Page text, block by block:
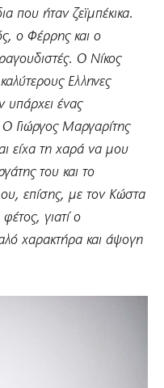
που ήταν ζεϊμπέκικα.
ο Φέρρης και ο
Ο Νίκος
Ελληνες
υπάρχει ένας
Γιώργος Μαργαρίτης
είχα τη χαρά να μου
του και το
επίσης, με τον Κώστα
γιατί ο
χαρακτήρα και άψογη